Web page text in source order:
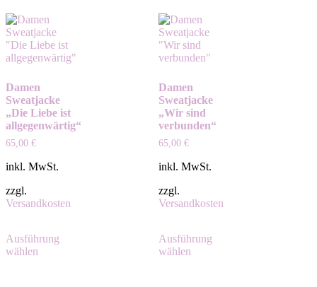
Damen
Sweatjacke
„Die Liebe ist
allgegenwärtig“
65,00 €
inkl. MwSt.
zzgl.
Versandkosten
Ausführung
wählen
Damen
Sweatjacke
„Wir sind
verbunden“
65,00 €
inkl. MwSt.
zzgl.
Versandkosten
Ausführung
wählen